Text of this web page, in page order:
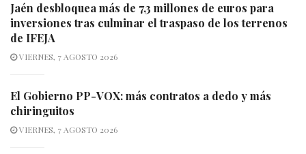
Jaén desbloquea más de 7,3 millones de euros para
inversiones tras culminar el traspaso de los terrenos
de IFEJA
VIERNES, 7 AGOSTO 2026
El Gobierno PP-VOX: más contratos a dedo y más
chiringuitos
VIERNES, 7 AGOSTO 2026